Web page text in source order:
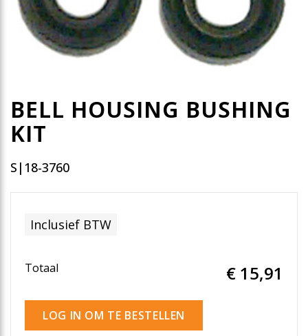
BELL HOUSING BUSHING
KIT
S|18-3760
Inclusief BTW
Totaal € 15,91
LOG IN OM TE BESTELLEN